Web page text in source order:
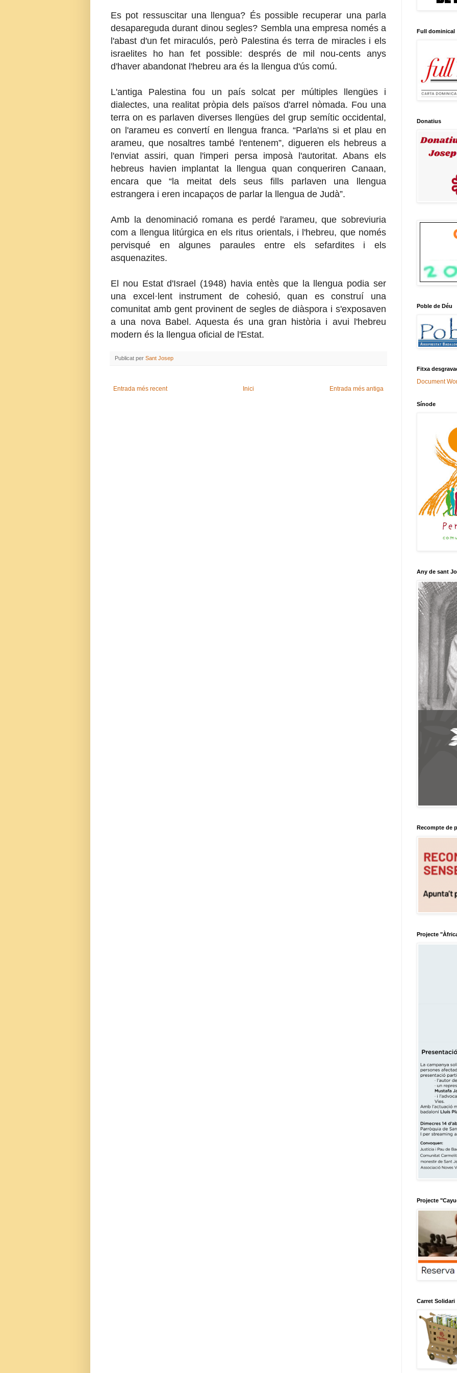
Es pot ressuscitar una llengua? És possible recuperar una parla
desapareguda durant dinou segles? Sembla una empresa només a
l'abast d'un fet miraculós, però Palestina és terra de miracles i els
israelites ho han fet possible: després de mil nou-cents anys
d'haver abandonat l'hebreu ara és la llengua d'ús comú.
L'antiga Palestina fou un país solcat per múltiples llengües i
dialectes, una realitat pròpia dels països d'arrel nòmada. Fou una
terra on es parlaven diverses llengües del grup semític occidental,
on l'arameu es convertí en llengua franca. “Parla'ns si et plau en
arameu, que nosaltres també l'entenem”, digueren els hebreus a
l'enviat assiri, quan l'imperi persa imposà l'autoritat. Abans els
hebreus havien implantat la llengua quan conqueriren Canaan,
encara que “la meitat dels seus fills parlaven una llengua
estrangera i eren incapaços de parlar la llengua de Judà”.
Amb la denominació romana es perdé l'arameu, que sobreviuria
com a llengua litúrgica en els ritus orientals, i l'hebreu, que només
pervisqué en algunes paraules entre els sefardites i els
asquenazites.
El nou Estat d'Israel (1948) havia entès que la llengua podia ser
una excel·lent instrument de cohesió, quan es construí una
comunitat amb gent provinent de segles de diàspora i s'exposaven
a una nova Babel. Aquesta és una gran història i avui l'hebreu
modern és la llengua oficial de l'Estat.
Publicat per Sant Josep
Entrada més recent Entrada més antiga
Inici
Full dominical
Donatius
Poble de Déu
Fitxa
Document
Sínode
Any de sant
Recompte de
Projecte
Projecte
Carret Solidari